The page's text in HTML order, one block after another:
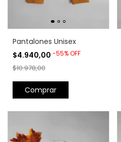
Pantalones Unisex
$4.940,00 -55%OFF
$10.978,00
Comprar